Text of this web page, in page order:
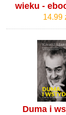
wieku -
14.99
Duma i